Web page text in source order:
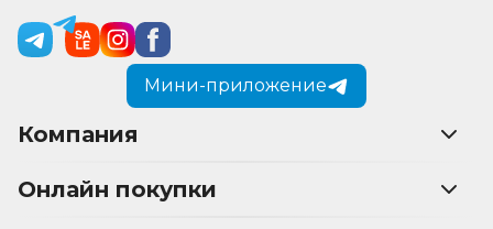
Мини-приложение
Компания
Онлайн покупки